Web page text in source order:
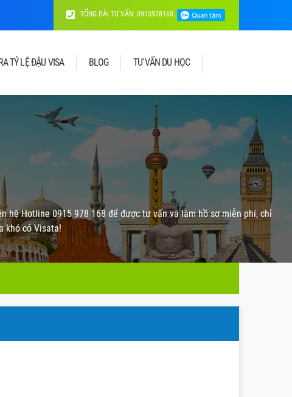
TỔNG ĐÀI TƯ VẤN: 0915978168
TỶ LỆ ĐẬU VISA BLOG TƯ VẤN DU HỌC
hệ Hotline 0915 978 168 để được tư vấn và làm hồ sơ miễn phí, chỉ
khó có Visata!